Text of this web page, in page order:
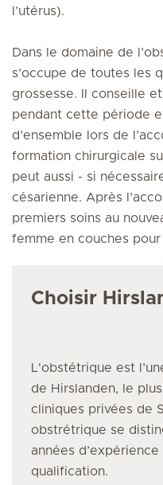
l’utérus).
Dans le domaine de
s’occupe de toutes les
grossesse. Il conseille
pendant cette période
d’ensemble lors de
formation chirurgicale
peut aussi - si
césarienne. Après
premiers soins au
femme en couches
Choisir
L'obstétrique est
de Hirslanden, le
cliniques privées de
obstrétrique se
années
qualification.